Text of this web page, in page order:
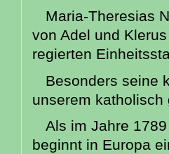
Maria-Theresias
von Adel und
regierten
Besonders seine
unserem katholisch
Als im Jahre
beginnt in Europa